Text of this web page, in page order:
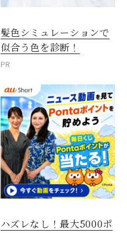
髪色シミュレーションで
似合う色を診断！
PR
ハズレなし！最大5000ポ